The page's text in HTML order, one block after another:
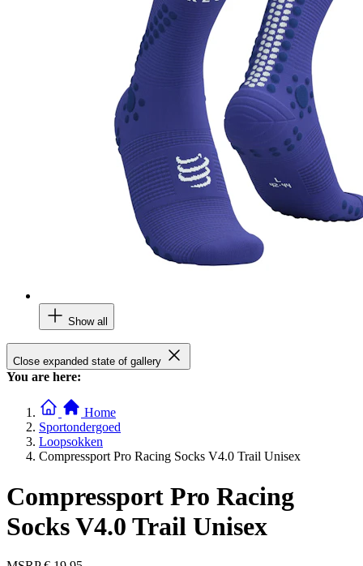
Show all
Close expanded state of gallery
You are here:
Home
Sportondergoed
Loopsokken
Compressport Pro Racing Socks V4.0 Trail Unisex
Compressport Pro Racing
Socks V4.0 Trail Unisex